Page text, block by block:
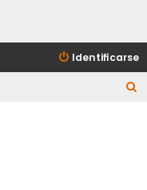
Identificarse